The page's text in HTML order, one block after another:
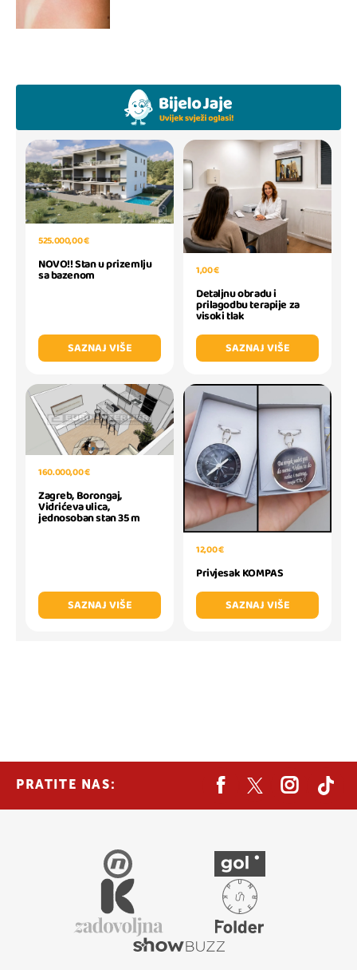
525.000,00 €
NOVO!! Stan u prizemlju
sa bazenom
SAZNAJ VIŠE
1,00 €
Detaljnu obradu i
prilagodbu terapije za
visoki tlak
SAZNAJ VIŠE
160.000,00 €
Zagreb, Borongaj,
Vidrićeva ulica,
jednosoban stan 35 m
SAZNAJ VIŠE
12,00 €
Privjesak KOMPAS
SAZNAJ VIŠE
PRATITE NAS: